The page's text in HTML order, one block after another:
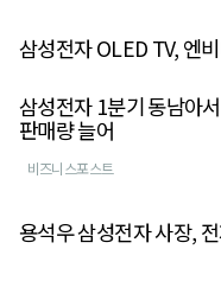
삼성전자 OLED TV, 엔
삼성전자 1분기 동남아
판매량 늘어
비즈니스포스트
용석우 삼성전자 사장,